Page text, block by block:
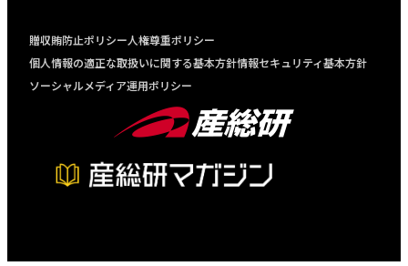
贈収賄防止ポリシー人権尊重ポリシー
個人情報の適正な取扱いに関する基本方針情報セキュリティ基本方針
ソーシャルメディア運用ポリシー